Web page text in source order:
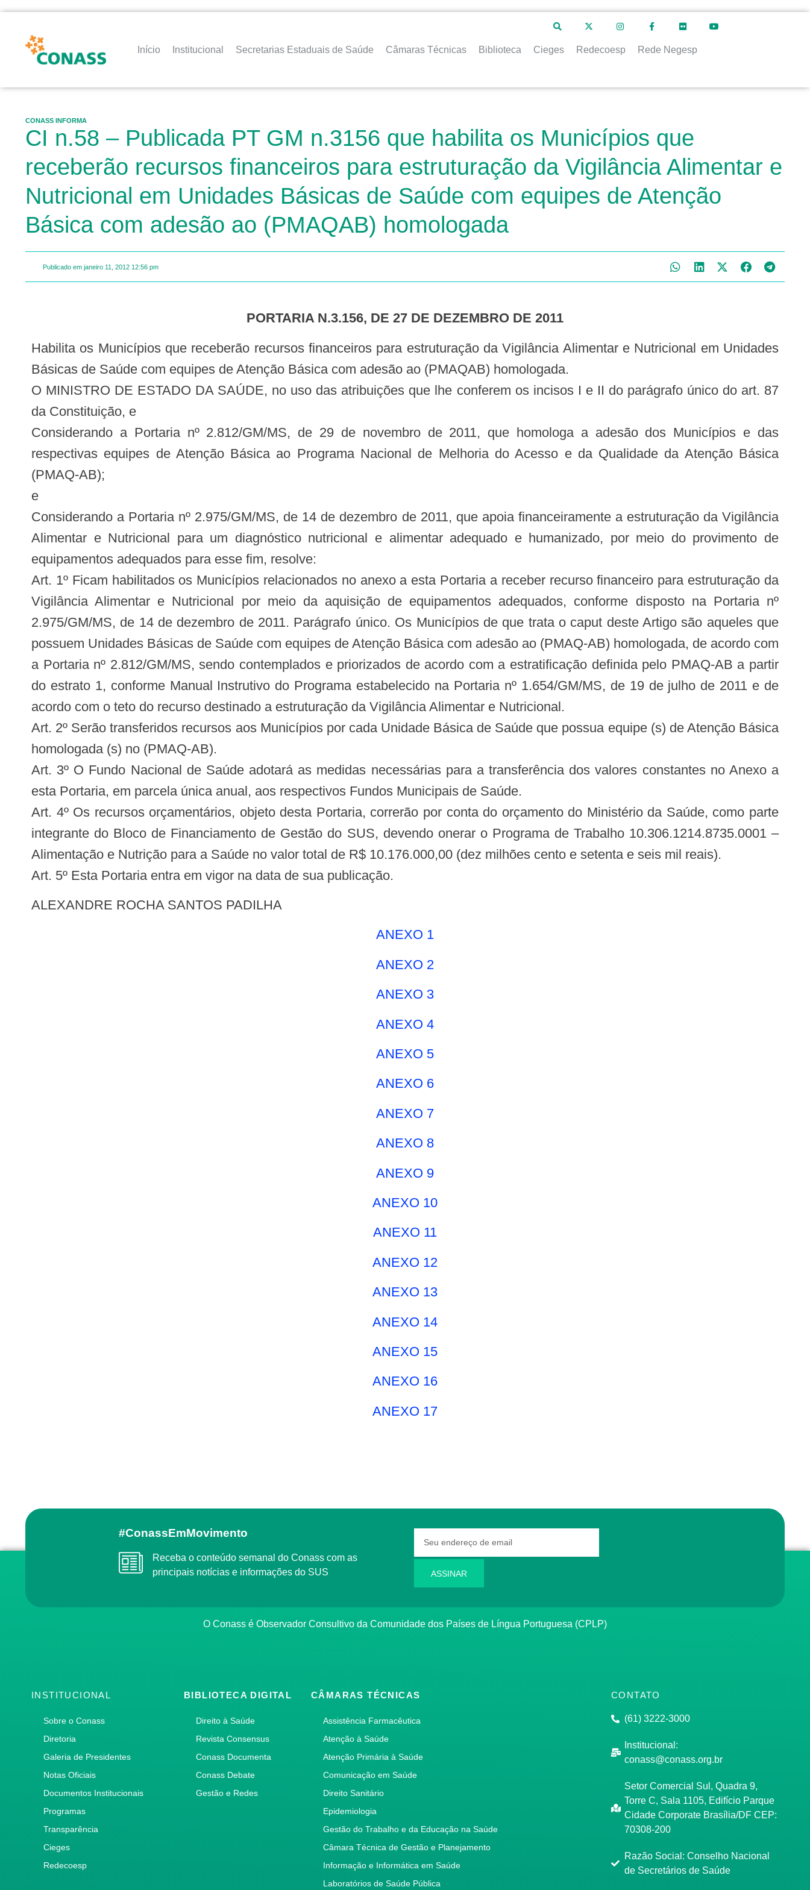
Início Institucional Secretarias Estaduais de Saúde Câmaras Técnicas Biblioteca Cieges Redecoesp Rede Negesp
CONASS INFORMA
CI n.58 – Publicada PT GM n.3156 que habilita os Municípios que
receberão recursos financeiros para estruturação da Vigilância Alimentar e
Nutricional em Unidades Básicas de Saúde com equipes de Atenção
Básica com adesão ao (PMAQAB) homologada
Publicado em janeiro 11, 2012 12:56 pm
PORTARIA N.3.156, DE 27 DE DEZEMBRO DE 2011
Habilita os Municípios que receberão recursos financeiros para estruturação da Vigilância Alimentar e Nutricional em Unidades
Básicas de Saúde com equipes de Atenção Básica com adesão ao (PMAQAB) homologada.
O MINISTRO DE ESTADO DA SAÚDE, no uso das atribuições que lhe conferem os incisos I e II do parágrafo único do art. 87
da Constituição, e
Considerando a Portaria nº 2.812/GM/MS, de 29 de novembro de 2011, que homologa a adesão dos Municípios e das
respectivas equipes de Atenção Básica ao Programa Nacional de Melhoria do Acesso e da Qualidade da Atenção Básica
(PMAQ-AB);
e
Considerando a Portaria nº 2.975/GM/MS, de 14 de dezembro de 2011, que apoia financeiramente a estruturação da Vigilância
Alimentar e Nutricional para um diagnóstico nutricional e alimentar adequado e humanizado, por meio do provimento de
equipamentos adequados para esse fim, resolve:
Art. 1º Ficam habilitados os Municípios relacionados no anexo a esta Portaria a receber recurso financeiro para estruturação da
Vigilância Alimentar e Nutricional por meio da aquisição de equipamentos adequados, conforme disposto na Portaria nº
2.975/GM/MS, de 14 de dezembro de 2011. Parágrafo único. Os Municípios de que trata o caput deste Artigo são aqueles que
possuem Unidades Básicas de Saúde com equipes de Atenção Básica com adesão ao (PMAQ-AB) homologada, de acordo com
a Portaria nº 2.812/GM/MS, sendo contemplados e priorizados de acordo com a estratificação definida pelo PMAQ-AB a partir
do estrato 1, conforme Manual Instrutivo do Programa estabelecido na Portaria nº 1.654/GM/MS, de 19 de julho de 2011 e de
acordo com o teto do recurso destinado a estruturação da Vigilância Alimentar e Nutricional.
Art. 2º Serão transferidos recursos aos Municípios por cada Unidade Básica de Saúde que possua equipe (s) de Atenção Básica
homologada (s) no (PMAQ-AB).
Art. 3º O Fundo Nacional de Saúde adotará as medidas necessárias para a transferência dos valores constantes no Anexo a
esta Portaria, em parcela única anual, aos respectivos Fundos Municipais de Saúde.
Art. 4º Os recursos orçamentários, objeto desta Portaria, correrão por conta do orçamento do Ministério da Saúde, como parte
integrante do Bloco de Financiamento de Gestão do SUS, devendo onerar o Programa de Trabalho 10.306.1214.8735.0001 –
Alimentação e Nutrição para a Saúde no valor total de R$ 10.176.000,00 (dez milhões cento e setenta e seis mil reais).
Art. 5º Esta Portaria entra em vigor na data de sua publicação.
ALEXANDRE ROCHA SANTOS PADILHA
ANEXO 1
ANEXO 2
ANEXO 3
ANEXO 4
ANEXO 5
ANEXO 6
ANEXO 7
ANEXO 8
ANEXO 9
ANEXO 10
ANEXO 11
ANEXO 12
ANEXO 13
ANEXO 14
ANEXO 15
ANEXO 16
ANEXO 17
#ConassEmMovimento
Receba o conteúdo semanal do Conass com as
principais notícias e informações do SUS
ASSINAR
O Conass é Observador Consultivo da Comunidade dos Países de Língua Portuguesa (CPLP)
INSTITUCIONAL
Sobre o Conass
Diretoria
Galeria de Presidentes
Notas Oficiais
Documentos Institucionais
Programas
Transparência
Cieges
Redecoesp
BIBLIOTECA DIGITAL
Direito à Saúde
Revista Consensus
Conass Documenta
Conass Debate
Gestão e Redes
CÂMARAS TÉCNICAS
Assistência Farmacêutica
Atenção à Saúde
Atenção Primária à Saúde
Comunicação em Saúde
Direito Sanitário
Epidemiologia
Gestão do Trabalho e da Educação na Saúde
Câmara Técnica de Gestão e Planejamento
Informação e Informática em Saúde
Laboratórios de Saúde Pública
CONTATO
(61) 3222-3000
Institucional:
conass@conass.org.br
Setor Comercial Sul, Quadra 9,
Torre C, Sala 1105, Edifício Parque
Cidade Corporate Brasília/DF CEP:
70308-200
Razão Social: Conselho Nacional
de Secretários de Saúde